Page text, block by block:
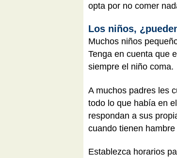
opta por no comer
Los niños,
Muchos niños
Tenga en cuenta que
siempre el niño coma.
A muchos padres les
todo lo que había en
respondan a sus
cuando tienen
Establezca horarios